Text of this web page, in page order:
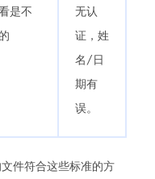
是不
无认
证，姓
名/日
期有
误。
件符合这些标准的方